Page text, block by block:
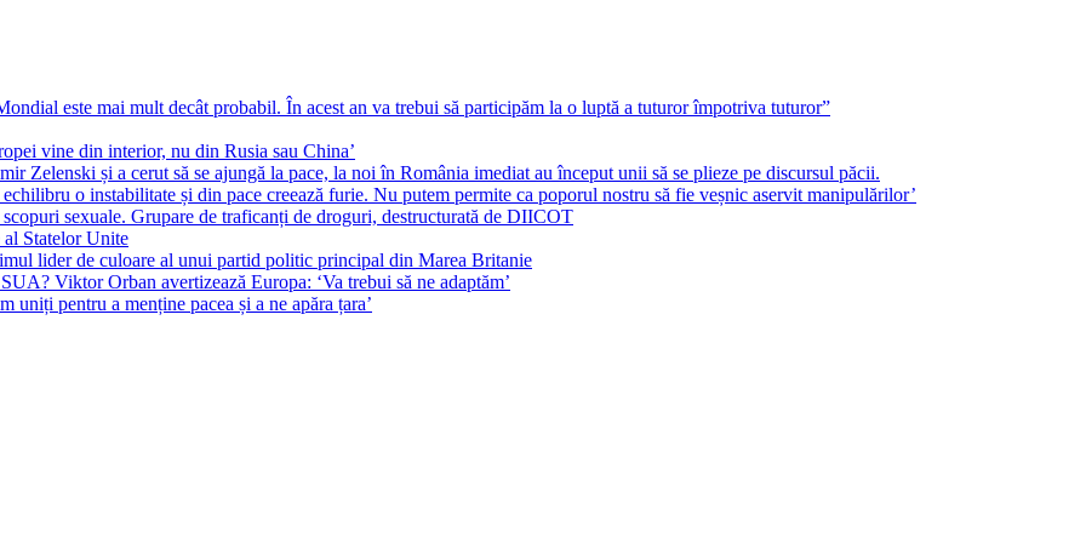
este mai mult decât probabil. În acest an va trebui să participăm la o luptă a tuturor împotriva tuturor”
vine din interior, nu din Rusia sau China’
și a cerut să se ajungă la pace, la noi în România imediat au început unii să se plieze pe discursul păcii.
o instabilitate și din pace creează furie. Nu putem permite ca poporul nostru să fie veșnic aservit manipulărilor’
sexuale. Grupare de traficanți de droguri, destructurată de DIICOT
al Statelor Unite
lider de culoare al unui partid politic principal din Marea Britanie
Viktor Orban avertizează Europa: ‘Va trebui să ne adaptăm’
pentru a menține pacea și a ne apăra țara’